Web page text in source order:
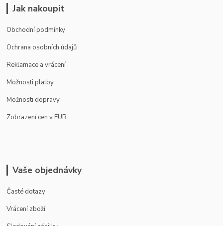
Jak nakoupit
Obchodní podmínky
Ochrana osobních údajů
Reklamace a vrácení
Možnosti platby
Možnosti dopravy
Zobrazení cen v EUR
Vaše objednávky
Časté dotazy
Vrácení zboží